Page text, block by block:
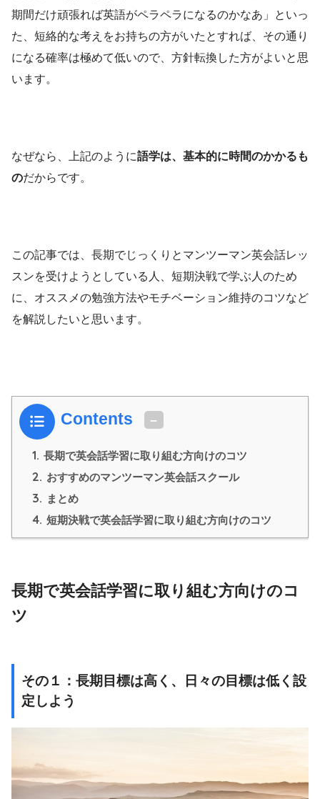
期間だけ頑張れば英語がペラペラになるのかなあ」といっ
た、短絡的な考えをお持ちの方がいたとすれば、その通り
になる確率は極めて低いので、方針転換した方がよいと思
います。
なぜなら、上記のように語学は、基本的に時間のかかるも
のだからです。
この記事では、長期でじっくりとマンツーマン英会話レッ
スンを受けようとしている人、短期決戦で学ぶ人のため
に、オススメの勉強方法やモチベーション維持のコツなど
を解説したいと思います。
Contents
1. 長期で英会話学習に取り組む方向けのコツ
2. おすすめのマンツーマン英会話スクール
3. まとめ
4. 短期決戦で英会話学習に取り組む方向けのコツ
長期で英会話学習に取り組む方向けのコ
ツ
その１：長期目標は高く、日々の目標は低く設
定しよう